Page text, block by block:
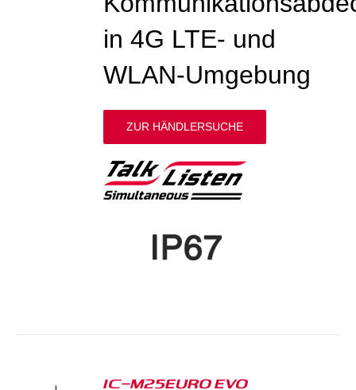
in 4G LTE- und
WLAN-Umgebung
ZUR HÄNDLERSUCHE
IC-M25EURO EVO